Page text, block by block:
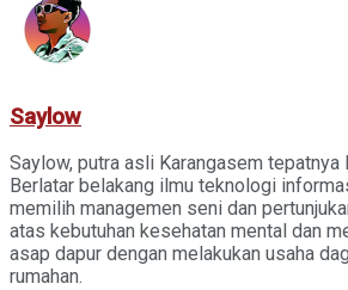
Saylow
Saylow, putra asli Karangasem tepatnya
Berlatar belakang ilmu teknologi
memilih managemen seni dan
atas kebutuhan kesehatan mental dan
asap dapur dengan melakukan usaha
rumahan.